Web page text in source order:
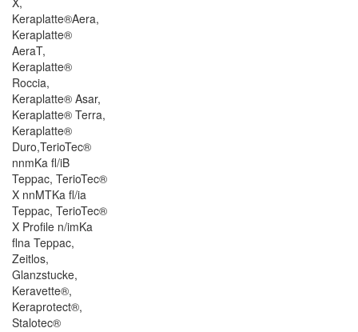
Keraplatte®Aera,
Keraplatte®
AeraT,
Keraplatte®
Roccia,
Keraplatte® Asar,
Keraplatte® Terra,
Keraplatte®
Duro,TerioTec®
nnmKa fl/iB
Teppac, TerioTec®
X nnMTKa fl/ia
Teppac, TerioTec®
X Profile n/imKa
flna Teppac,
Zeitlos,
Glanzstucke,
Keravette®,
Keraprotect®,
Stalotec®